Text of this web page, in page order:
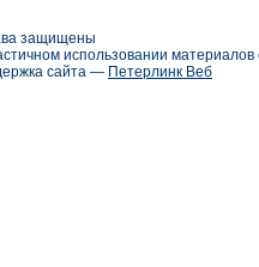
защищены
использовании
сайта — Петерлинк Веб